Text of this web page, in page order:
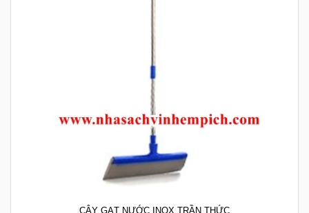
CÂY GẠT NƯỚC INOX TRẦN THỨC